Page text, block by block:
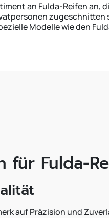
an Fulda-Reifen an,
zugeschnitten
Modelle wie den
für Fulda-
auf Präzision und